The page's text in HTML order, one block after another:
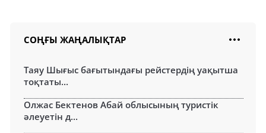
СОҢҒЫ ЖАҢАЛЫҚТАР
Таяу Шығыс бағытындағы рейстердің уақытша
тоқтаты...
Олжас Бектенов Абай облысының туристік
әлеуетін д...